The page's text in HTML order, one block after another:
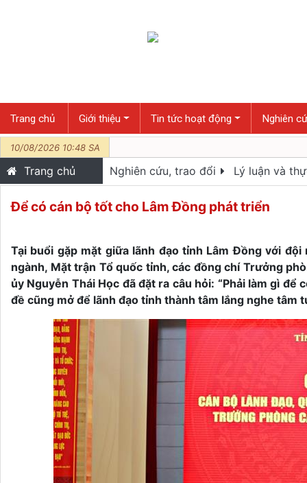
10/08/2026 10:48 SA
Trang chủ Giới thiệu Tin tức hoạt động Nghiên
Trang chủ Nghiên cứu, trao đổi Lý luận và
Để có cán bộ tốt cho Lâm Đồng phát triển
Tại buổi gặp mặt giữa lãnh đạo tỉnh Lâm Đồng với
ngành, Mặt trận Tổ quốc tỉnh, các đồng chí Trưởng
ủy Nguyễn Thái Học đã đặt ra câu hỏi: “Phải làm gì
đề cũng mở để lãnh đạo tỉnh thành tâm lắng nghe tâm